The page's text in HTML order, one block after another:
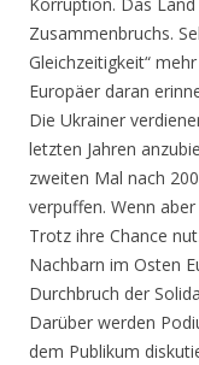
Zusammenbruchs.
Gleichzeitigkeit“
Europäer daran
Die Ukrainer
letzten Jahren
zweiten Mal nach
verpuffen. Wenn
Trotz ihre Chance
Nachbarn im Osten
Durchbruch der
Darüber werden
dem Publikum